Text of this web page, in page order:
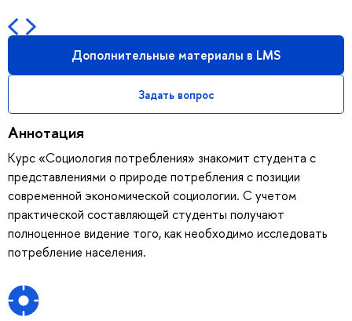
Дополнительные материалы в LMS
Задать вопрос
Аннотация
Курс «Социология потребления» знакомит студента с
представлениями о природе потребления с позиции
современной экономической социологии. С учетом
практической составляющей студенты получают
полноценное видение того, как необходимо исследовать
потребление населения.